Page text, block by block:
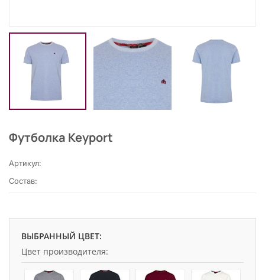
Футболка Keyport
Артикул:
Состав:
ВЫБРАННЫЙ ЦВЕТ:
Цвет производителя: